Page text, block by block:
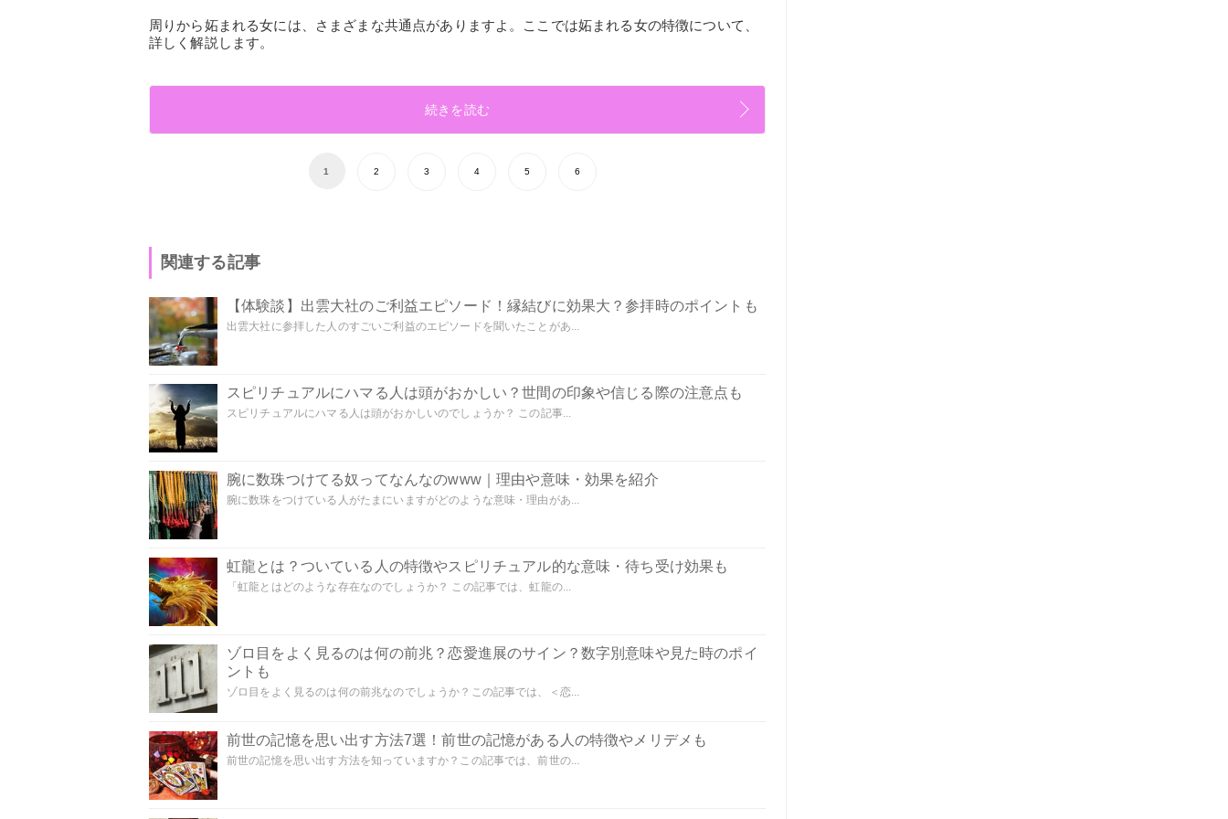
周りから妬まれる女には、さまざまな共通点がありますよ。ここでは妬まれる女の特徴について、
詳しく解説します。
続きを読む
1 2 3 4 5 6
関連する記事
【体験談】出雲大社のご利益エピソード！縁結びに効果大？参拝時のポイントも
出雲大社に参拝した人のすごいご利益のエピソードを聞いたことがあ...
スピリチュアルにハマる人は頭がおかしい？世間の印象や信じる際の注意点も
スピリチュアルにハマる人は頭がおかしいのでしょうか？ この記事...
腕に数珠つけてる奴ってなんなのwww｜理由や意味・効果を紹介
腕に数珠をつけている人がたまにいますがどのような意味・理由があ...
虹龍とは？ついている人の特徴やスピリチュアル的な意味・待ち受け効果も
「虹龍とはどのような存在なのでしょうか？ この記事では、虹龍の...
ゾロ目をよく見るのは何の前兆？恋愛進展のサイン？数字別意味や見た時のポイ
ントも
ゾロ目をよく見るのは何の前兆なのでしょうか？この記事では、＜恋...
前世の記憶を思い出す方法7選！前世の記憶がある人の特徴やメリデメも
前世の記憶を思い出す方法を知っていますか？この記事では、前世の...